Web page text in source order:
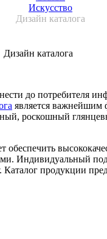
Искусство
Дизайн каталога
Дизайн каталога
до потребителя
является важнейшим
роскошный
Индивидуальный
Каталог продукции